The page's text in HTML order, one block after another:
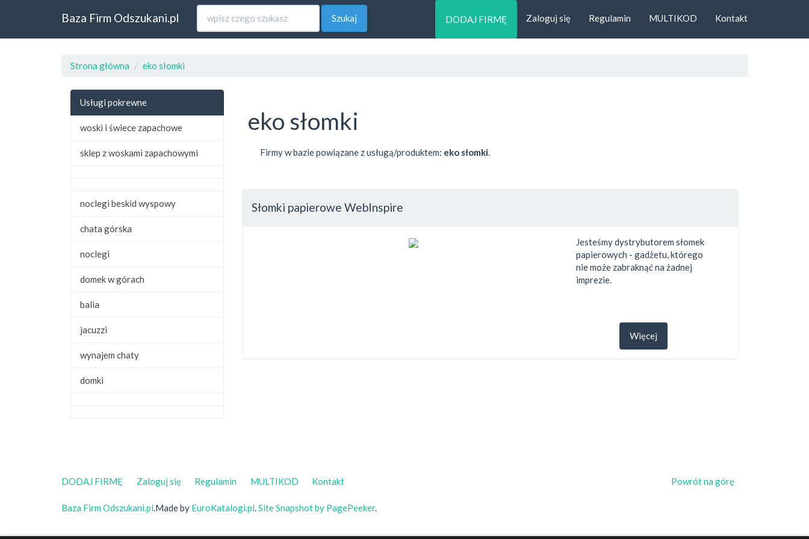
Baza Firm Odszukani.pl Szukaj DODAJ FIRMĘ Zaloguj się Regulamin MULTIKOD Kontakt
Strona główna eko słomki
Usługi pokrewne
woski i świece zapachowe
sklep z woskami zapachowymi
noclegi beskid wyspowy
chata górska
noclegi
domek w górach
balia
jacuzzi
wynajem chaty
domki
eko słomki
Firmy w bazie powiązane z usługą/produktem: eko słomki
Słomki papierowe WebInspire
Jesteśmy dystrybutorem słomek
papierowych - gadżetu, którego
nie może zabraknąć na żadnej
imprezie.
Więcej
Powrót na górę
DODAJ FIRMĘ Zaloguj się Regulamin MULTIKOD Kontakt
Baza Firm Odszukani.pl .Made by EuroKatalogi.pl Site Snapshot by PagePeeker.